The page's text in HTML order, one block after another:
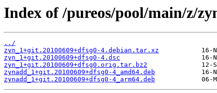
Index of /pureos/pool/main/z/
../
zyn_1+git.20100609+dfsg0-4.debian.tar.xz
zyn_1+git.20100609+dfsg0-4.dsc
zyn_1+git.20100609+dfsg0.orig.tar.bz2
zynadd_1+git.20100609+dfsg0-4_amd64.deb
zynadd_1+git.20100609+dfsg0-4_arm64.deb